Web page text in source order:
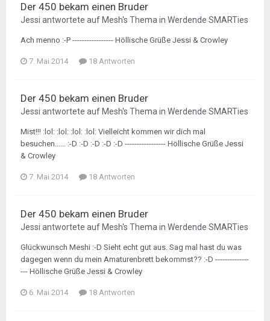
Der 450 bekam einen Bruder
Jessi antwortete auf Mesh's Thema in Werdende SMARTies
Ach menno :-P ----------------- Höllische Grüße Jessi & Crowley
7. Mai 2014 18 Antworten
Der 450 bekam einen Bruder
Jessi antwortete auf Mesh's Thema in Werdende SMARTies
Mist!!! :lol: :lol: :lol: :lol: Vielleicht kommen wir dich mal
besuchen...... :-D :-D :-D :-D :-D ----------------- Höllische Grüße Jessi
& Crowley
7. Mai 2014 18 Antworten
Der 450 bekam einen Bruder
Jessi antwortete auf Mesh's Thema in Werdende SMARTies
Glückwunsch Meshi :-D Sieht echt gut aus. Sag mal hast du was
dagegen wenn du mein Amaturenbrett bekommst?? :-D --------------
--- Höllische Grüße Jessi & Crowley
6. Mai 2014 18 Antworten